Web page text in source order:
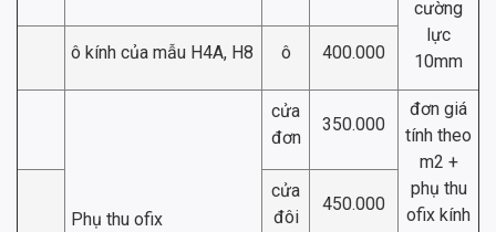
cường
lực
10mm
ô kính của mẫu H4A, H8 ô 400.000
Phụ thu ofix
cửa
đơn
350.000
đơn giá
tính theo
m2 +
phụ thu
ofix kính
cửa
đôi
450.000